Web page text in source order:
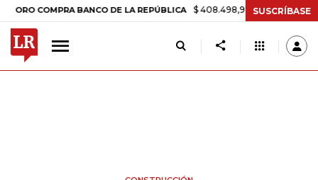
COMPRA BANCO DE LA REPÚBLICA $ 408.498,97 +$ 8.753,81 +2,19%
SUSCRÍBASE